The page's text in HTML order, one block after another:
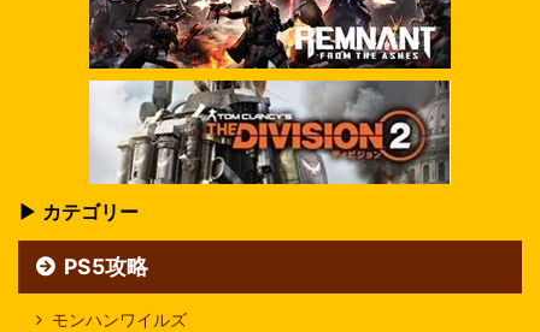
▶ カテゴリー
PS5攻略
モンハンワイルズ